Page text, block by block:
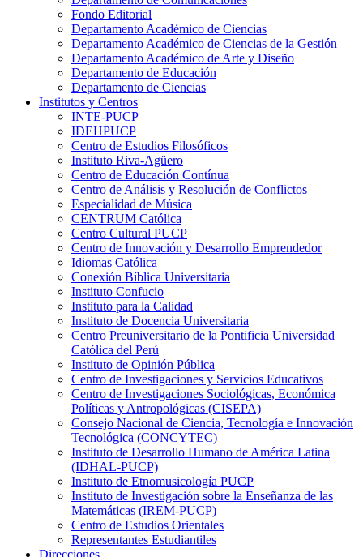
Fondo Editorial
Departamento Académico de Ciencias
Departamento Académico de Ciencias de la Gestión
Departamento Académico de Arte y Diseño
Departamento de Educación
Departamento de Ciencias
Institutos y Centros
INTE-PUCP
IDEHPUCP
Centro de Estudios Filosóficos
Instituto Riva-Agüero
Centro de Educación Contínua
Centro de Análisis y Resolución de Conflictos
Especialidad de Música
CENTRUM Católica
Centro Cultural PUCP
Centro de Innovación y Desarrollo Emprendedor
Idiomas Católica
Conexión Bíblica Universitaria
Instituto Confucio
Instituto para la Calidad
Instituto de Docencia Universitaria
Centro Preuniversitario de la Pontificia Universidad
Católica del Perú
Instituto de Opinión Pública
Centro de Investigaciones y Servicios Educativos
Centro de Investigaciones Sociológicas, Económica
Políticas y Antropológicas (CISEPA)
Consejo Nacional de Ciencia, Tecnología e Innovación
Tecnológica (CONCYTEC)
Instituto de Desarrollo Humano de América Latina
(IDHAL-PUCP)
Instituto de Etnomusicología PUCP
Instituto de Investigación sobre la Enseñanza de las
Matemáticas (IREM-PUCP)
Centro de Estudios Orientales
Representantes Estudiantiles
Direcciones